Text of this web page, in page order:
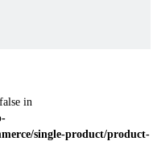
in
single-product/product-